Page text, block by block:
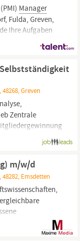
Manager
Fulda, Greven,
Ihre Aufgaben
Umsetzung:
Prioritäten und
Diligence
Greven
Zentrale
für
m/w/d
Emsdetten